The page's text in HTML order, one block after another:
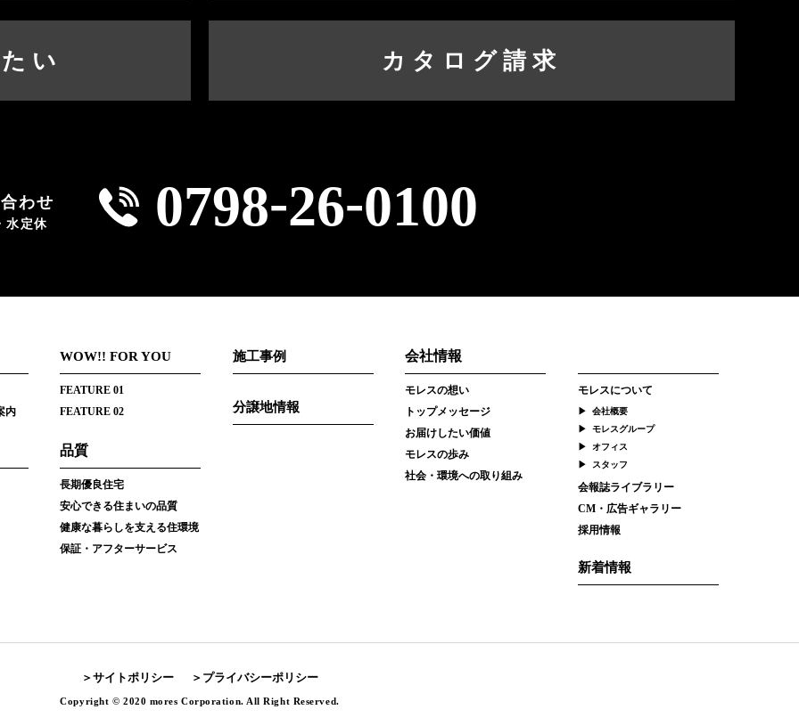
い カタログ請求
わせ
水定休 0798-26-0100
内
WOW!! FOR YOU
FEATURE 01
FEATURE 02
品質
長期優良住宅
安心できる住まいの品質
健康な暮らしを支える住環境
保証・アフターサービス
施工事例
分譲地情報
会社情報
モレスの想い
トップメッセージ
お届けしたい価値
モレスの歩み
社会・環境への取り組み
モレスについて
会社概要
モレスグループ
オフィス
スタッフ
会報誌ライブラリー
CM・広告ギャラリー
採用情報
新着情報
サイトポリシー プライバシーポリシー
Copyright © 2020 mores Corporation. All Right Reserved.